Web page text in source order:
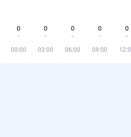
0
00:00
0
03:00
0
06:00
0
09:00
0